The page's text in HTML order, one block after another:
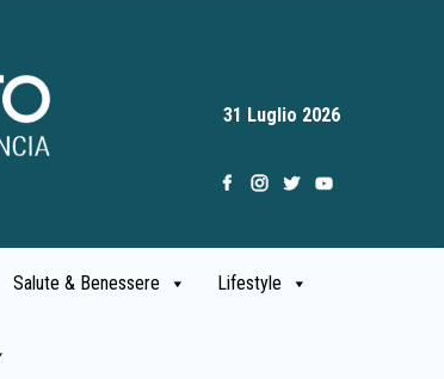
31 Luglio 2026
Salute & Benessere Lifestyle